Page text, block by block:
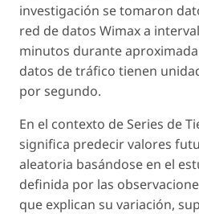
investigación se tomaron
red de datos Wimax a
minutos durante
datos de tráfico tienen
por segundo.
En el contexto de Series de
significa predecir valores
aleatoria basándose en el
definida por las
que explican su variación,